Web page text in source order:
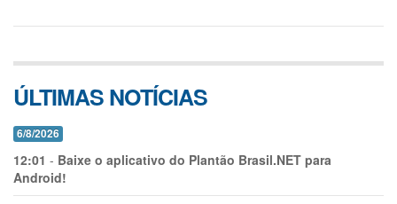
ÚLTIMAS NOTÍCIAS
6/8/2026
12:01 - Baixe o aplicativo do Plantão Brasil.NET para
Android!